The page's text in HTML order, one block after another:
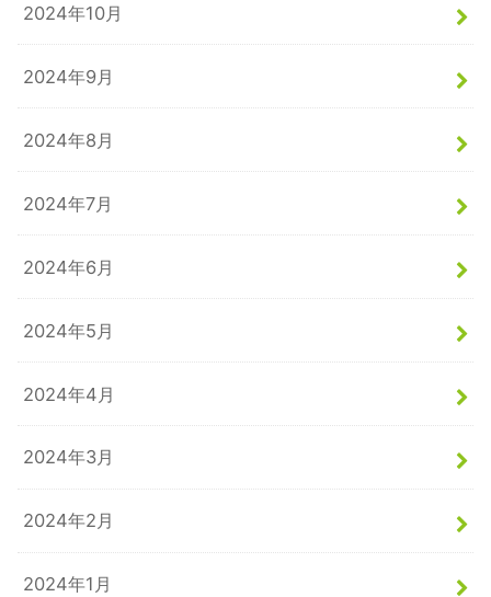
2024年10月
2024年9月
2024年8月
2024年7月
2024年6月
2024年5月
2024年4月
2024年3月
2024年2月
2024年1月